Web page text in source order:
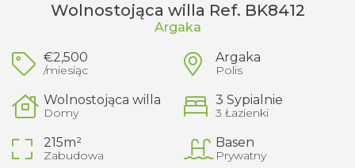
Wolnostojąca willa Ref. BK8412
Argaka
€2,500
/miesiąc
Argaka
Polis
Wolnostojąca willa
Domy
3 Sypialnie
3 Łazienki
215m²
Zabudowa
Basen
Prywatny